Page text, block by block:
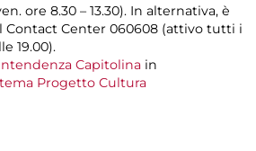
ore 8.30 – 13.30). In alternativa, è
Contact Center 060608 (attivo tutti i
19.00).
Capitolina in
Progetto Cultura